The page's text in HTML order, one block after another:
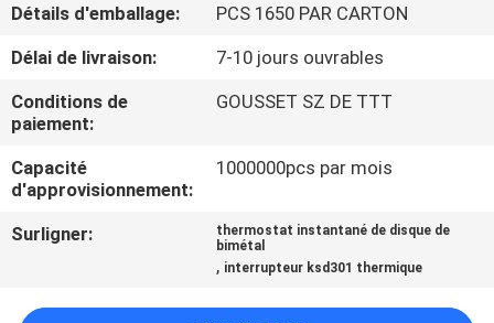
CONTRÔLE
DE
LA
QUALITÉ
CONTACT
NOUVELLES
Détails d'emballage:
PCS 1650 PAR CARTON
Délai de livraison:
7-10 jours ouvrables
Conditions de
paiement:
GOUSSET SZ DE TTT
Capacité
d'approvisionnement:
1000000pcs par mois
Surligner:
thermostat instantané de disque de
bimétal
, interrupteur ksd301 thermique